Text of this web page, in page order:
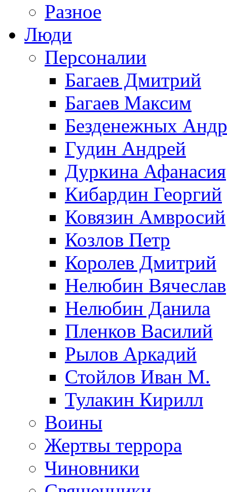
Разное
Люди
Персоналии
Багаев Дмитрий
Багаев Максим
Безденежных
Гудин Андрей
Дуркина Афанасия
Кибардин Георгий
Ковязин Амвросий
Козлов Петр
Королев Дмитрий
Нелюбин Вячеслав
Нелюбин Данила
Пленков Василий
Рылов Аркадий
Стойлов Иван М.
Тулакин Кирилл
Воины
Жертвы террора
Чиновники